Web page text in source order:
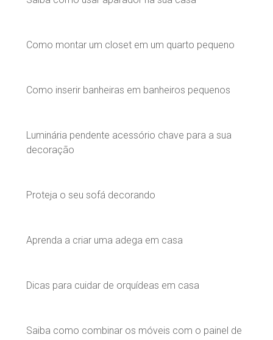
Como montar um closet em um quarto pequeno
Como inserir banheiras em banheiros pequenos
Luminária pendente acessório chave para a sua
decoração
Proteja o seu sofá decorando
Aprenda a criar uma adega em casa
Dicas para cuidar de orquídeas em casa
Saiba como combinar os móveis com o painel de